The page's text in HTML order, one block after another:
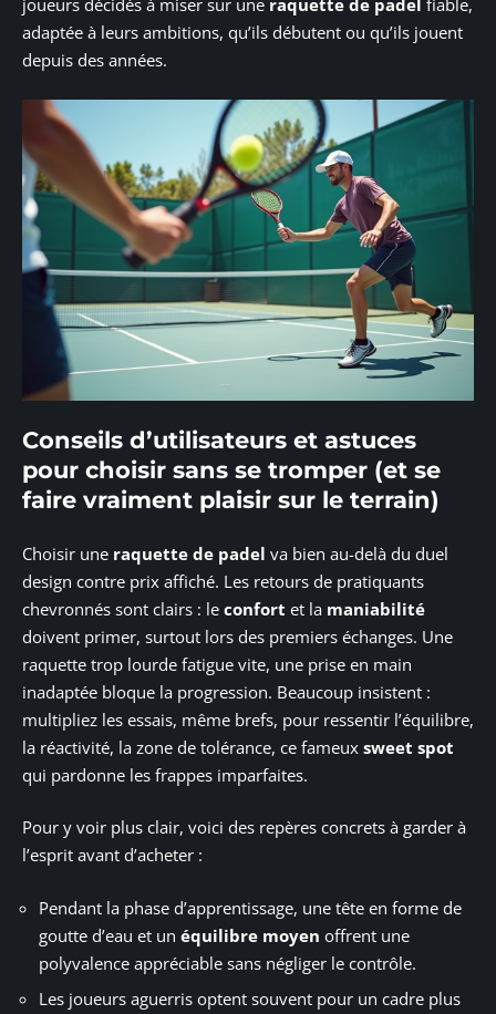
joueurs décidés à miser sur une raquette de padel fiable,
adaptée à leurs ambitions, qu’ils débutent ou qu’ils jouent
depuis des années.
Conseils d’utilisateurs et astuces
pour choisir sans se tromper (et se
faire vraiment plaisir sur le terrain)
Choisir une raquette de padel va bien au-delà du duel
design contre prix affiché. Les retours de pratiquants
chevronnés sont clairs : le confort et la maniabilité
doivent primer, surtout lors des premiers échanges. Une
raquette trop lourde fatigue vite, une prise en main
inadaptée bloque la progression. Beaucoup insistent :
multipliez les essais, même brefs, pour ressentir l’équilibre,
la réactivité, la zone de tolérance, ce fameux sweet spot
qui pardonne les frappes imparfaites.
Pour y voir plus clair, voici des repères concrets à garder à
l’esprit avant d’acheter :
Pendant la phase d’apprentissage, une tête en forme de
goutte d’eau et un équilibre moyen offrent une
polyvalence appréciable sans négliger le contrôle.
Les joueurs aguerris optent souvent pour un cadre plus